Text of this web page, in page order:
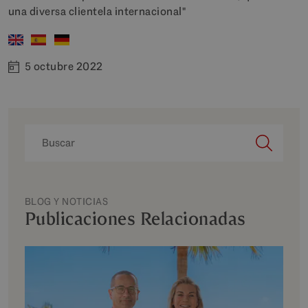
una diversa clientela internacional"
5 octubre 2022
BLOG Y NOTICIAS
Publicaciones Relacionadas